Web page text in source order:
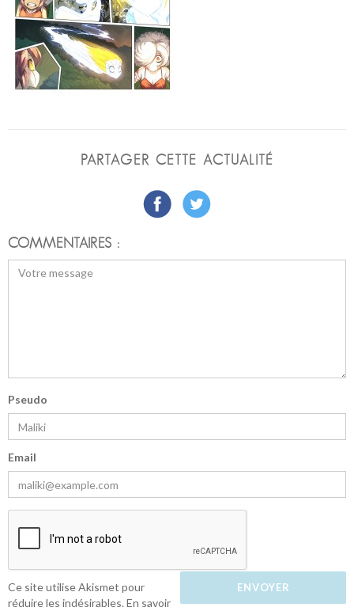
PARTAGER CETTE ACTUALITÉ
COMMENTAIRES :
Pseudo
Email
Ce site utilise Akismet pour
réduire les indésirables.En savoir